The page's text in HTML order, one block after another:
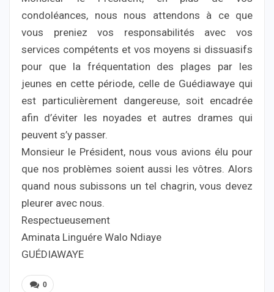
condoléances, nous nous attendons à ce que
vous preniez vos responsabilités avec vos
services compétents et vos moyens si dissuasifs
pour que la fréquentation des plages par les
jeunes en cette période, celle de Guédiawaye qui
est particulièrement dangereuse, soit encadrée
afin d’éviter les noyades et autres drames qui
peuvent s’y passer.
Monsieur le Président, nous vous avions élu pour
que nos problèmes soient aussi les vôtres. Alors
quand nous subissons un tel chagrin, vous devez
pleurer avec nous.
Respectueusement
Aminata Linguére Walo Ndiaye
GUÉDIAWAYE
0